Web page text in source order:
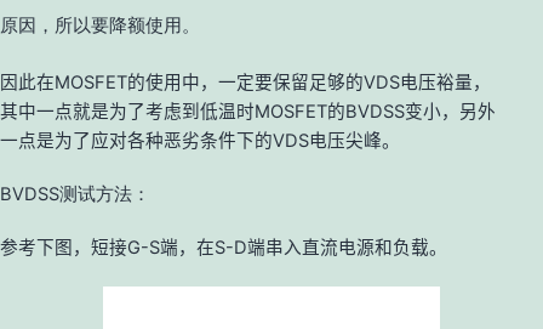
原因，所以要降额使用。
因此在MOSFET的使用中，一定要保留足够的VDS电压裕量，
其中一点就是为了考虑到低温时MOSFET的BVDSS变小，另外
一点是为了应对各种恶劣条件下的VDS电压尖峰。
BVDSS测试方法：
参考下图，短接G-S端，在S-D端串入直流电源和负载。